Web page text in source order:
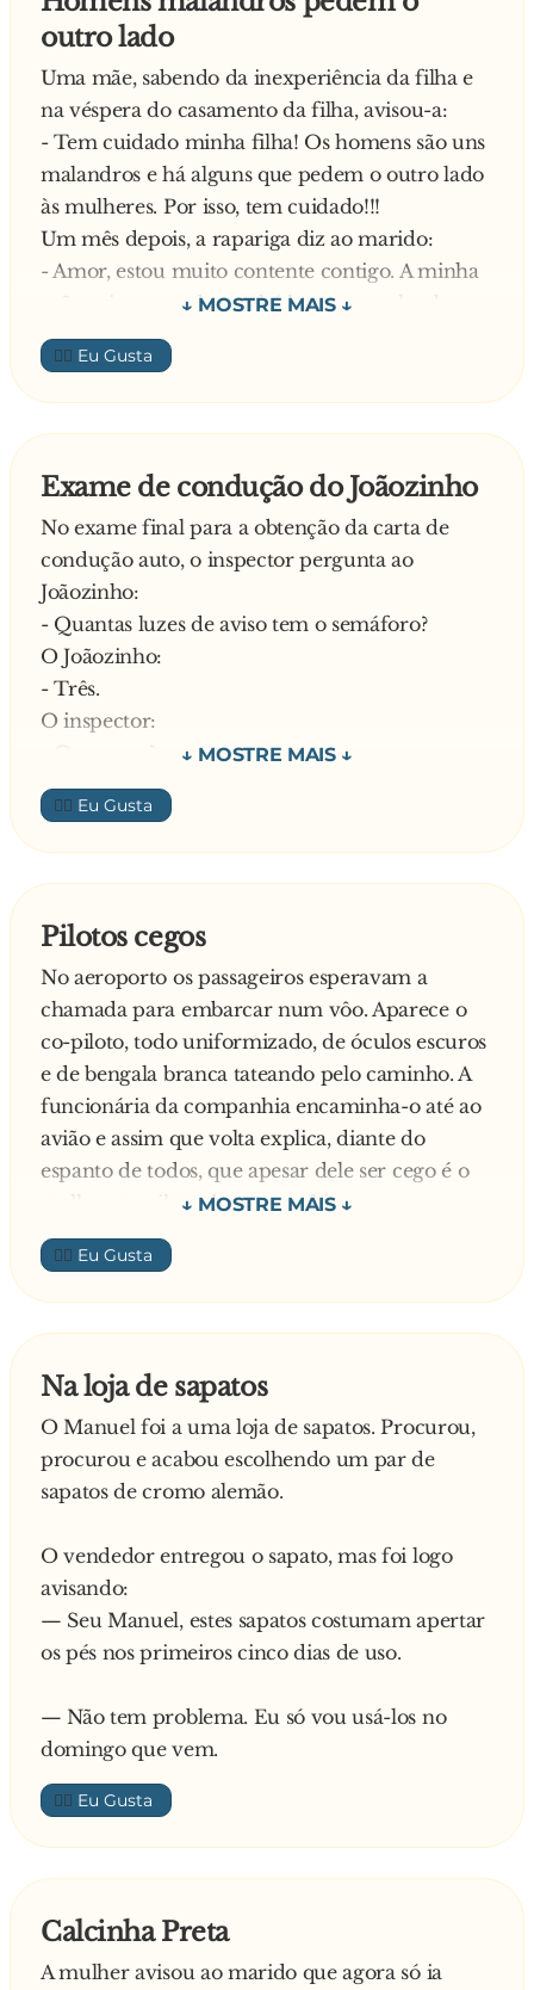
professora de Kung Fu.
- Tens a certeza que ainda queres contar a piada
?
O cego responde:
- Então deixa lá… Se vou ter de explicar 5 vezes
desisto!
outro lado
Uma mãe, sabendo da inexperiência da filha e
na véspera do casamento da filha, avisou-a:
- Tem cuidado minha filha! Os homens são uns
malandros e há alguns que pedem o outro lado
às mulheres. Por isso, tem cuidado!!!
Um mês depois, a rapariga diz ao marido:
- Amor, estou muito contente contigo. A minha
mãe avisou-me de que há homens malandros
que pedem o outro lado às mulheres. Mas tu,
querido, ao fim de um mês de casados, nunca
me pediste o outro lado. Estou tão contente
contigo!!
- Claro querida… É que o outro lado faz filhos.
👍🏼
Exame de condução do Joãozinho
No exame final para a obtenção da carta de
condução auto, o inspector pergunta ao
Joãozinho:
- Quantas luzes de aviso tem o semáforo?
O Joãozinho:
- Três.
O inspector:
O Joãozinho:
- Amarelo, verde e vermelho.
O inspector:
- Para que serve o verde?
- É para circular livremente.
O inspector:
- E o vermelho?
O Joãozinho:
- É para parar.
O inspector:
- E a amarela?
E o Joãzinho::
- Ah, essa é para o automobilista acelerar a
fundo e passar já com o vermelho ligado!
—
👍🏼
Pilotos cegos
No aeroporto os passageiros esperavam a
chamada para embarcar num vôo. Aparece o
co-piloto, todo uniformizado, de óculos escuros
e de bengala branca tateando pelo caminho. A
funcionária da companhia encaminha-o até ao
avião e assim que volta explica, diante do
espanto de todos, que apesar dele ser cego é o
melhor co-piloto da companhia.
Alguns minutos depois chega outro funcionário
também uniformizado, de óculos escuros, de
bengala branca e amparado por duas
hospedeiras. A funcionária mais uma vez
piloto da empresa e tanto ele como o co-piloto
fazem a melhor dupla da companhia. Todos os
passageiros embarcam no avião preocupados
com os pilotos.
vôo e começa a correr pela pista, cada vez com
mais velocidade. Todos os passageiros se olham,
suando, com muito medo da situação. O avião
vai aumentando a velocidade e nada de
do avião sair do chão. Todos começam a ficar
cada vez mais preocupados. O avião a correr,e a
pista a acabar. O desespero toma conta de toda
a gente. Começa uma gritaria histérica no avião.
Nesse exacto momento o avião descola,
ganhando o céu e subindo suavemente. O piloto
– Se algum dia o pessoal não gritar, a gente f*de
-se
👍🏼
Na loja de sapatos
O Manuel foi a uma loja de sapatos. Procurou,
procurou e acabou escolhendo um par de
sapatos de cromo alemão.
O vendedor entregou o sapato, mas foi logo
avisando:
— Seu Manuel, estes sapatos costumam apertar
os pés nos primeiros cinco dias de uso.
— Não tem problema. Eu só vou usá-los no
domingo que vem.
👍🏼
Calcinha Preta
A mulher avisou ao marido que agora só ia